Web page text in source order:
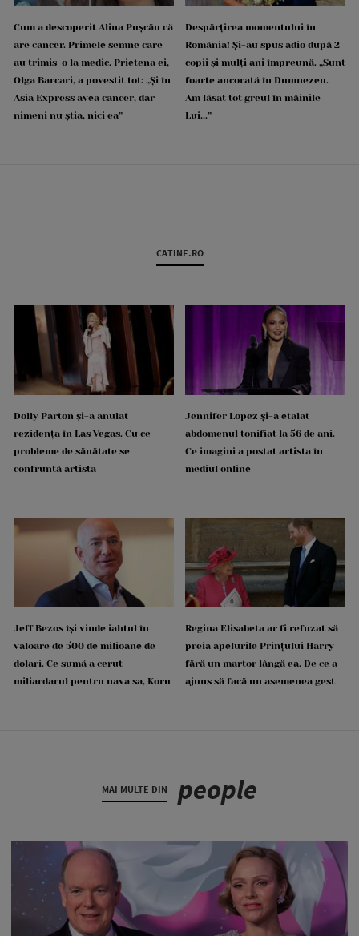
Cum a descoperit Alina Pușcău că
are cancer. Primele semne care
au trimis-o la medic. Prietena ei,
Olga Barcari, a povestit tot: „Și în
Asia Express avea cancer, dar
nimeni nu știa, nici ea”
Despărțirea momentului în
România! Și-au spus adio după 2
copii și mulți ani împreună. „Sunt
foarte ancorată în Dumnezeu.
Am lăsat tot greul în mâinile
Lui...”
CATINE.RO
Dolly Parton și-a anulat
rezidența în Las Vegas. Cu ce
probleme de sănătate se
confruntă artista
Jennifer Lopez și-a etalat
abdomenul tonifiat la 56 de ani.
Ce imagini a postat artista în
mediul online
Jeff Bezos își vinde iahtul în
valoare de 500 de milioane de
dolari. Ce sumă a cerut
miliardarul pentru nava sa, Koru
Regina Elisabeta ar fi refuzat să
preia apelurile Prințului Harry
fără un martor lângă ea. De ce a
ajuns să facă un asemenea gest
MAI MULTE DIN people